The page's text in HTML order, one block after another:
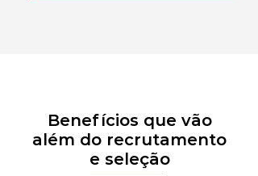
Benefícios que vão
além do recrutamento
e seleção